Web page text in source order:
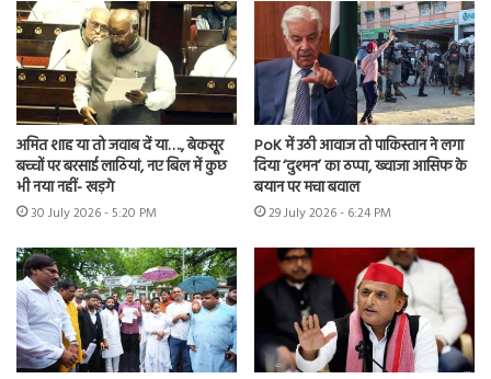
अमित शाह या तो जवाब दें या…., बेकसूर
बच्चों पर बरसाई लाठियां, नए बिल में कुछ
भी नया नहीं- खड़गे
30 July 2026 - 5:20 PM
PoK में उठी आवाज तो पाकिस्तान ने लगा
दिया ‘दुश्मन’ का ठप्पा, ख्वाजा आसिफ के
बयान पर मचा बवाल
29 July 2026 - 6:24 PM